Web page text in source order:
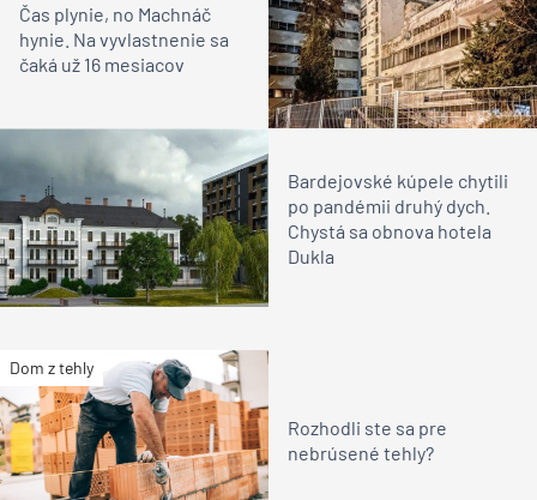
Čas plynie, no Machnáč
hynie. Na vyvlastnenie sa
čaká už 16 mesiacov
Bardejovské kúpele chytili
po pandémii druhý dych.
Chystá sa obnova hotela
Dukla
Dom z tehly
Rozhodli ste sa pre
nebrúsené tehly?